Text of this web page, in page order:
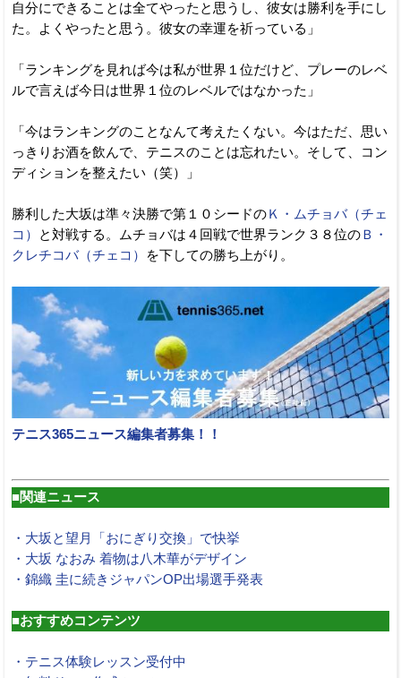
自分にできることは全てやったと思うし、彼女は勝利を手にし
た。よくやったと思う。彼女の幸運を祈っている」
「ランキングを見れば今は私が世界１位だけど、プレーのレベ
ルで言えば今日は世界１位のレベルではなかった」
「今はランキングのことなんて考えたくない。今はただ、思い
っきりお酒を飲んで、テニスのことは忘れたい。そして、コン
ディションを整えたい（笑）」
勝利した大坂は準々決勝で第１０シードのＫ・ムチョバ（チェ
コ）
と対戦する。ムチョバは４回戦で世界ランク３８位のＢ・
クレチコバ（チェコ）
を下しての勝ち上がり。
テニス365ニュース編集者募集！！
■関連ニュース
・大坂と望月「おにぎり交換」で快挙
・大坂 なおみ 着物は八木華がデザイン
・錦織 圭に続きジャパンOP出場選手発表
■おすすめコンテンツ
・テニス体験レッスン受付中